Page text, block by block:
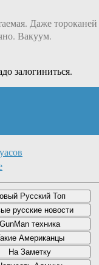
Даже тороканей
Вакуум.
залогиниться.